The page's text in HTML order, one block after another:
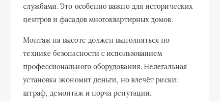
службами. Это особенно важно для исторических
центров и фасадов многоквартирных домов.
Монтаж на высоте должен выполняться по
технике безопасности с использованием
профессионального оборудования. Нелегальная
установка экономит деньги, но влечёт риски:
штраф, демонтаж и порча репутации.